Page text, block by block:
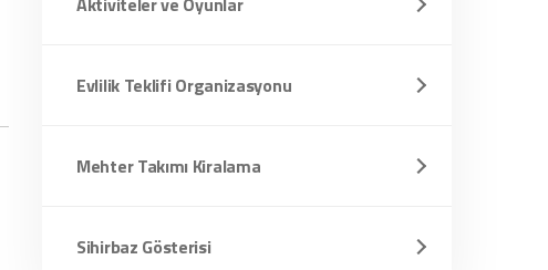
Evlilik Teklifi Organizasyonu
Mehter Takımı Kiralama
Sihirbaz Gösterisi